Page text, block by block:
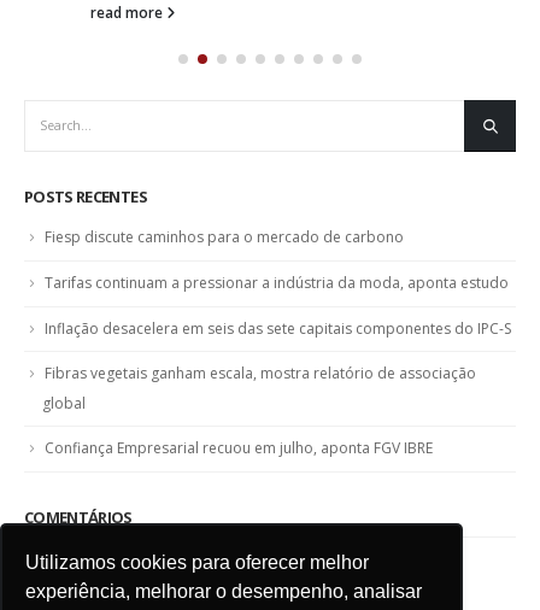
Utilizamos cookies para oferecer melhor
experiência, melhorar o desempenho, analisar
read more
POSTS RECENTES
Fiesp discute caminhos para o mercado de carbono
Tarifas continuam a pressionar a indústria da moda, aponta estudo
Inflação desacelera em seis das sete capitais componentes do IPC-S
Fibras vegetais ganham escala, mostra relatório de associação
global
Confiança Empresarial recuou em julho, aponta FGV IBRE
COMENTÁRIOS